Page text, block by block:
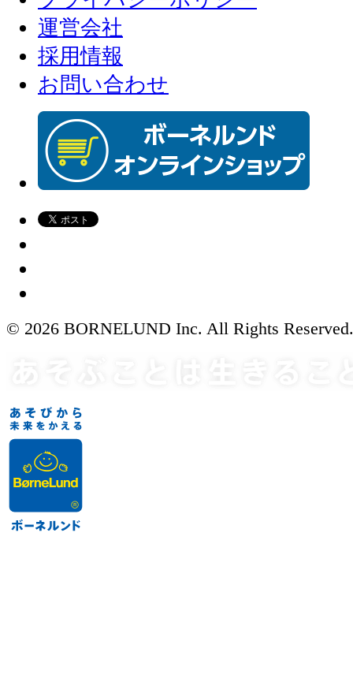
運営会社
採用情報
お問い合わせ
© 2026 BORNELUND Inc. All Rights Reserved.